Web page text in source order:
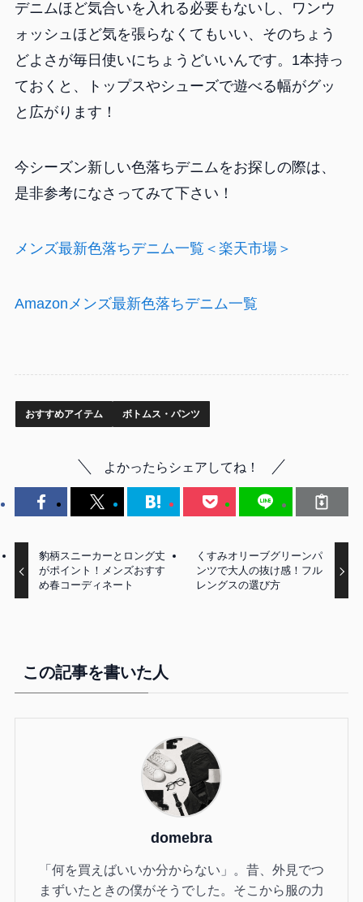
デニムほど気合いを入れる必要もないし、ワンウ
ォッシュほど気を張らなくてもいい、そのちょう
どよさが毎日使いにちょうどいいんです。1本持っ
ておくと、トップスやシューズで遊べる幅がグッ
と広がります！
今シーズン新しい色落ちデニムをお探しの際は、
是非参考になさってみて下さい！
メンズ最新色落ちデニム一覧＜楽天市場＞
Amazonメンズ最新色落ちデニム一覧
おすすめアイテム ボトムス・パンツ
よかったらシェアしてね！
豹柄スニーカーとロング丈
がポイント！メンズおすす
め春コーディネート
くすみオリーブグリーンパ
ンツで大人の抜け感！フル
レングスの選び方
この記事を書いた人
domebra
「何を買えばいいか分からない」。昔、外見でつ
まずいたときの僕がそうでした。そこから服の力